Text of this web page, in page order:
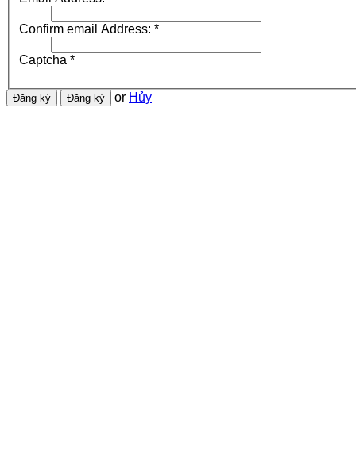
Confirm email Address: *
Captcha *
or Hủy